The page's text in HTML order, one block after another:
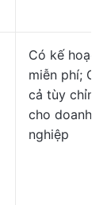
Có kế hoạch
miễn phí; Giá
cả tùy chỉnh
cho doanh
nghiệp